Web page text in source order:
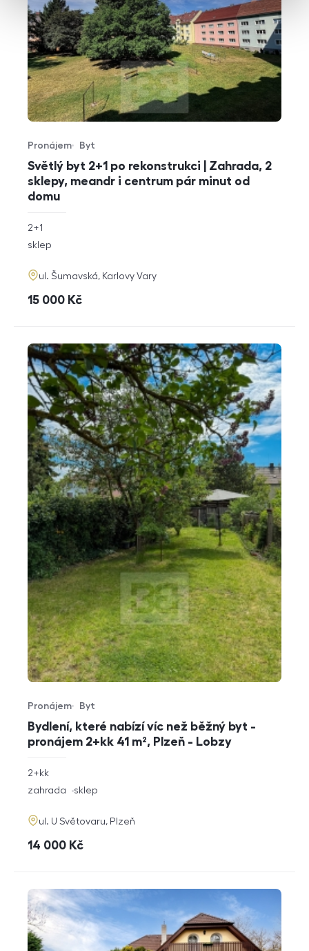
Světlý byt 2+1 po rekonstrukci | Zahrada, 2
sklepy, meandr i centrum pár minut od
domu
Typ nabídky
Pronájem
Typ nemovitosti
Byt
rozměry
dispozice
2+1
funkce
sklep
adresa
ul. Šumavská, Karlovy Vary
cena
15 000 Kč
Bydlení, které nabízí víc než běžný byt -
pronájem 2+kk 41 m², Plzeň - Lobzy
Typ nabídky
Pronájem
Typ nemovitosti
Byt
rozměry
2+kk
funkce
zahrada sklep
adresa
ul. U Světovaru, Plzeň
cena
14 000 Kč